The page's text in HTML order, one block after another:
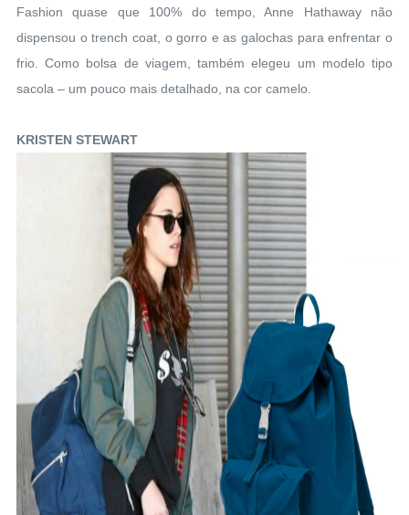
Fashion quase que 100% do tempo, Anne Hathaway não
dispensou o trench coat, o gorro e as galochas para enfrentar o
frio. Como bolsa de viagem, também elegeu um modelo tipo
sacola – um pouco mais detalhado, na cor camelo.
KRISTEN STEWART